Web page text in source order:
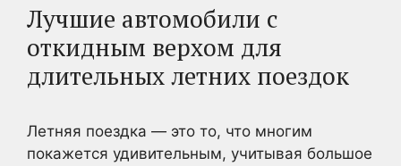
Лучшие автомобили с
откидным верхом для
длительных летних поездок
Летняя поездка — это то, что многим
покажется удивительным, учитывая большое